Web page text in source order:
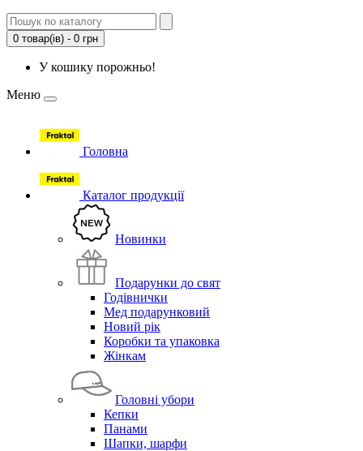
0 товар(ів) - 0 грн
У кошику порожньо!
Меню
Головна
Каталог продукції
Новинки
Подарунки до свят
Годівнички
Мед подарунковий
Новий рік
Коробки та упаковка
Жінкам
Головні убори
Кепки
Панами
Шапки, шарфи